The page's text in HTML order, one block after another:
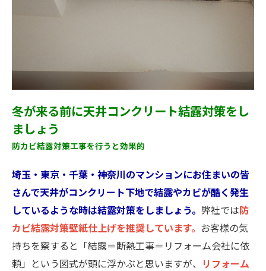
冬が来る前に天井コンクリート結露対策をし
ましょう
防カビ結露対策工事を行うと効果的
埼玉・東京・千葉・神奈川のマンションにお住まいの皆
さんで天井がコンクリート下地で結露やカビが酷く発生
しているような時は結露対策をしましょう。 弊社では防
カビ結露対策壁紙仕上げを推奨しています。 お客様の気
持ちを察すると「結露＝断熱工事＝リフォーム会社に依
頼」という図式が頭に浮かぶと思いますが、 リフォーム